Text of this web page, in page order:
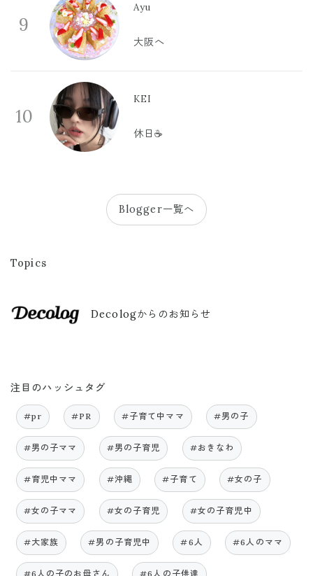
9
Ayu
大阪へ
10
KEI
休日☕️
Blogger一覧へ
Topics
Decologからのお知らせ
注目のハッシュタグ
#pr #PR #子育て中ママ #男の子
#男の子ママ #男の子育児 #おきなわ
#育児中ママ #沖縄 #子育て #女の子
#女の子ママ #女の子育児 #女の子育児中
#大家族 #男の子育児中 #6人 #6人のママ
#6人の子のお母さん #6人の子供達